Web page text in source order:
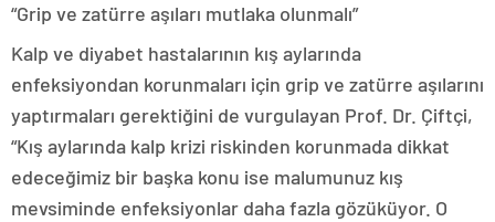
“Grip ve zatürre aşıları mutlaka olunmalı”
Kalp ve diyabet hastalarının kış aylarında
enfeksiyondan korunmaları için grip ve zatürre aşılarını
yaptırmaları gerektiğini de vurgulayan Prof. Dr. Çiftçi,
“Kış aylarında kalp krizi riskinden korunmada dikkat
edeceğimiz bir başka konu ise malumunuz kış
mevsiminde enfeksiyonlar daha fazla gözüküyor. O